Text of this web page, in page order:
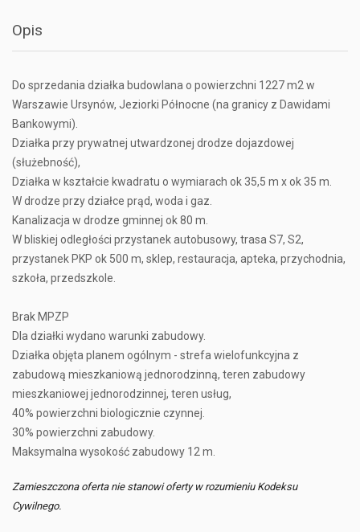
Opis
Do sprzedania działka budowlana o powierzchni 1227 m2 w
Warszawie Ursynów, Jeziorki Północne (na granicy z Dawidami
Bankowymi).
Działka przy prywatnej utwardzonej drodze dojazdowej
(służebność),
Działka w kształcie kwadratu o wymiarach ok 35,5 m x ok 35 m.
W drodze przy działce prąd, woda i gaz.
Kanalizacja w drodze gminnej ok 80 m.
W bliskiej odległości przystanek autobusowy, trasa S7, S2,
przystanek PKP ok 500 m, sklep, restauracja, apteka, przychodnia,
szkoła, przedszkole.
Brak MPZP
Dla działki wydano warunki zabudowy.
Działka objęta planem ogólnym - strefa wielofunkcyjna z
zabudową mieszkaniową jednorodzinną, teren zabudowy
mieszkaniowej jednorodzinnej, teren usług,
40% powierzchni biologicznie czynnej.
30% powierzchni zabudowy.
Maksymalna wysokość zabudowy 12 m.
Zamieszczona oferta nie stanowi oferty w rozumieniu Kodeksu
Cywilnego.